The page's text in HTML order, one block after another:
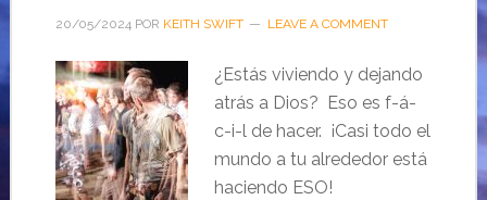
20/05/2024POR KEITH SWIFT LEAVE A COMMENT
¿Estás viviendo y dejando
atrás a Dios? Eso es f-á-
c-i-l de hacer. ¡Casi todo el
mundo a tu alrededor está
haciendo ESO!